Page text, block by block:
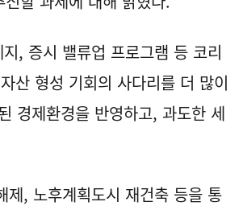
, 증시 밸류업 프로그램 등 코리
산 형성 기회의 사다리를 더 많이
경제환경을 반영하고, 과도한 세
제, 노후계획도시 재건축 등을 통